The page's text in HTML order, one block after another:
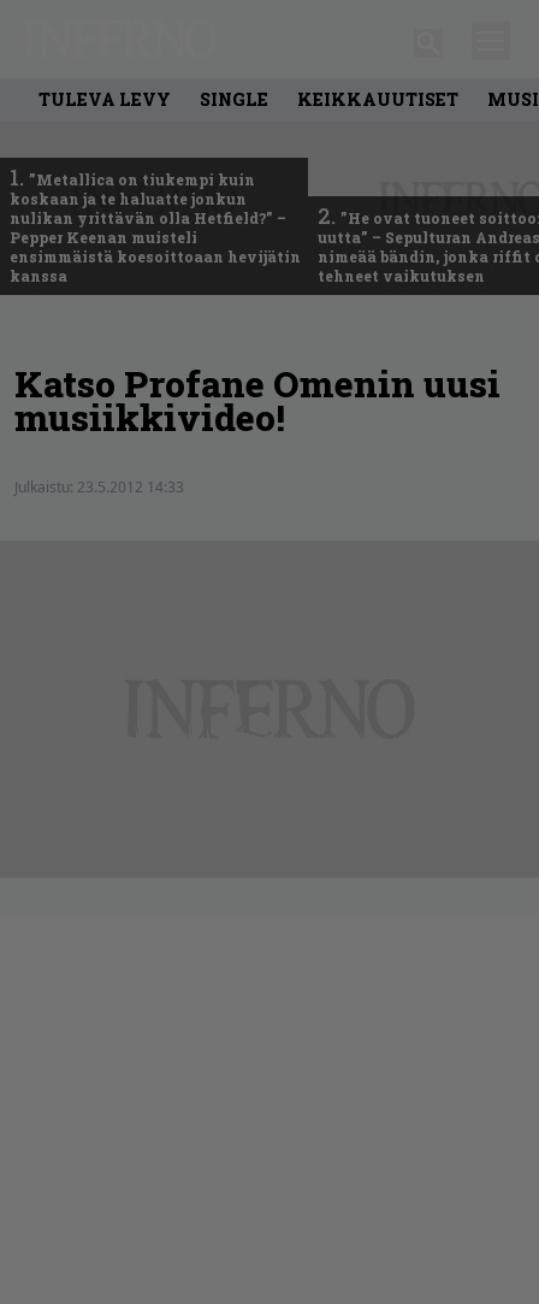
TULEVA LEVY SINGLE KEIKKAUUTISET
1. ”Metallica on tiukempi kuin
koskaan ja te haluatte jonkun
nulikan yrittävän olla Hetfield?” –
Pepper Keenan muisteli
ensimmäistä koesoittoaan hevijätin
kanssa
2. ”He ovat tuoneet
uutta” – Sepulturan
nimeää bändin, jonka riffit
tehneet vaikutuksen
Katso Profane Omenin uusi
musiikkivideo!
Julkaistu: 23.5.2012 14:33